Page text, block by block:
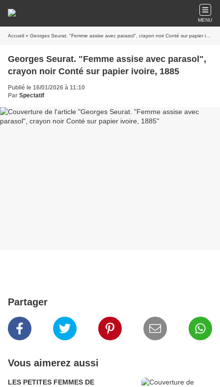
MENU
Accueil » Georges Seurat. "Femme assise avec parasol", crayon noir Conté sur papier ivoire, 1885
Georges Seurat. "Femme assise avec parasol",
crayon noir Conté sur papier ivoire, 1885
Publié le 16/01/2026 à 11:10
Par Spectatif
Partager
Vous aimerez aussi
LES PETITES FEMMES DE